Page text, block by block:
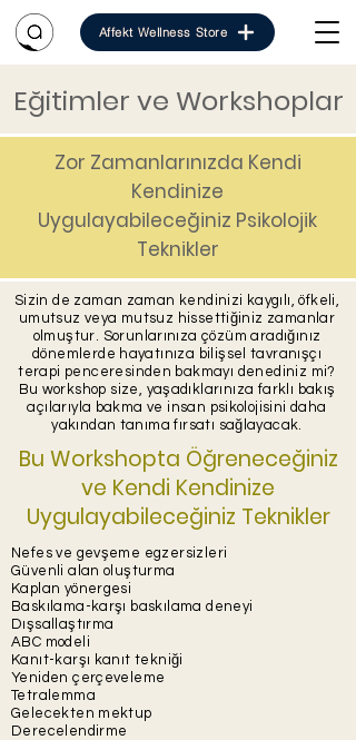
Affekt Wellness Store
Eğitimler ve Workshoplar
Zor Zamanlarınızda Kendi
Kendinize
Uygulayabileceğiniz Psikolojik
Teknikler
Sizin de zaman zaman kendinizi kaygılı, öfkeli,
umutsuz veya mutsuz hissettiğiniz zamanlar
olmuştur. Sorunlarınıza çözüm aradığınız
dönemlerde hayatınıza bilişsel tavranışçı
terapi penceresinden bakmayı denediniz mi?
Bu workshop size, yaşadıklarınıza farklı bakış
açılarıyla bakma ve insan psikolojisini daha
yakından tanıma fırsatı sağlayacak.
Bu Workshopta Öğreneceğiniz
ve Kendi Kendinize
Uygulayabileceğiniz Teknikler
Nefes ve gevşeme egzersizleri
Güvenli alan oluşturma
Kaplan yönergesi
Baskılama-karşı baskılama deneyi
Dışsallaştırma
ABC modeli
Kanıt-karşı kanıt tekniği
Yeniden çerçeveleme
Tetralemma
Gelecekten mektup
Derecelendirme